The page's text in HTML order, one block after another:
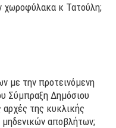
χωροφύλακα κ Τατούλη;
με την προτεινόμενη
Σύμπραξη Δημόσιου
αρχές της κυκλικής
μηδενικών αποβλήτων;